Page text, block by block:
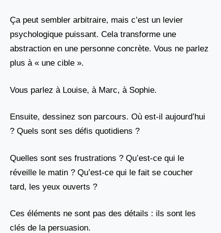
Ça peut sembler arbitraire, mais c’est un levier
psychologique puissant. Cela transforme une
abstraction en une personne concrète. Vous ne parlez
plus à « une cible ».
Vous parlez à Louise, à Marc, à Sophie.
Ensuite, dessinez son parcours. Où est-il aujourd’hui
? Quels sont ses défis quotidiens ?
Quelles sont ses frustrations ? Qu’est-ce qui le
réveille le matin ? Qu’est-ce qui le fait se coucher
tard, les yeux ouverts ?
Ces éléments ne sont pas des détails : ils sont les
clés de la persuasion.